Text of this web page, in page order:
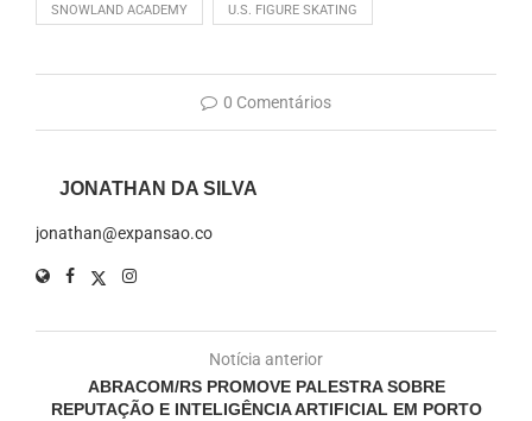
SNOWLAND ACADEMY U.S. FIGURE SKATING
0 Comentários
JONATHAN DA SILVA
jonathan@expansao.co
Notícia anterior
ABRACOM/RS PROMOVE PALESTRA SOBRE
REPUTAÇÃO E INTELIGÊNCIA ARTIFICIAL EM PORTO